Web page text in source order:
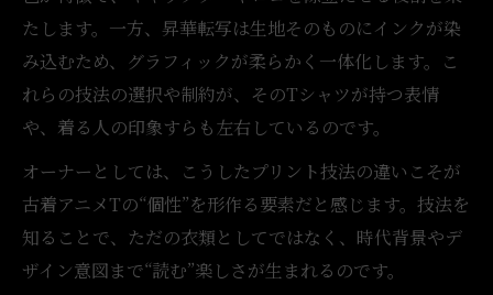
たします。一方、昇華転写は生地そのものにインクが染
み込むため、グラフィックが柔らかく一体化します。こ
れらの技法の選択や制約が、そのTシャツが持つ表情
や、着る人の印象すらも左右しているのです。
オーナーとしては、こうしたプリント技法の違いこそが
古着アニメTの“個性”を形作る要素だと感じます。技法を
知ることで、ただの衣類としてではなく、時代背景やデ
ザイン意図まで“読む”楽しさが生まれるのです。